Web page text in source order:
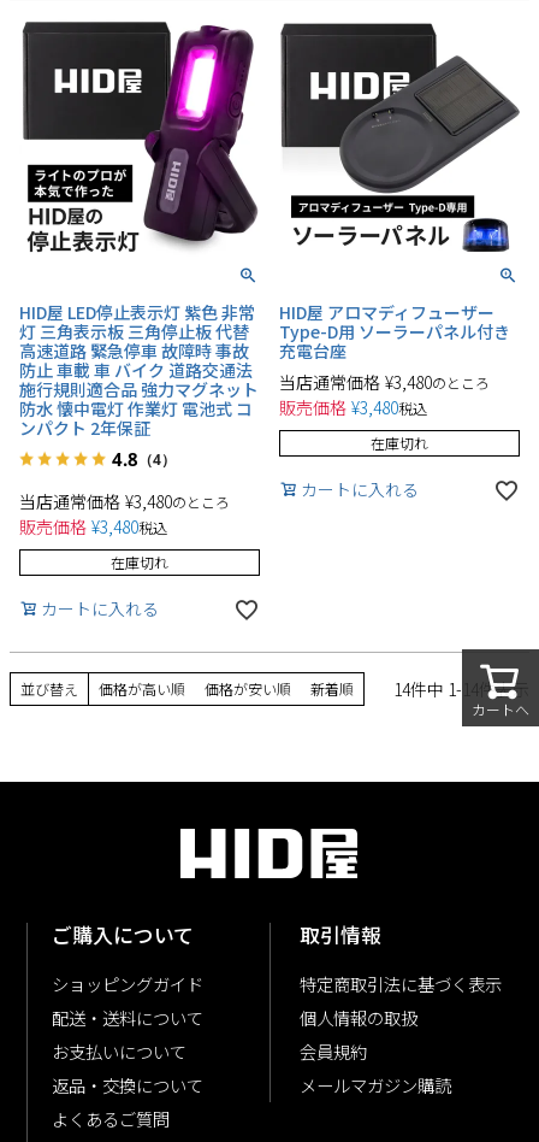
HID屋 LED停止表示灯 紫色 非常
灯 三角表示板 三角停止板 代替
高速道路 緊急停車 故障時 事故
防止 車載 車 バイク 道路交通法
施行規則適合品 強力マグネット
防水 懐中電灯 作業灯 電池式 コ
ンパクト 2年保証
4.8 （4）
当店通常価格 ¥3,480のところ
販売価格 ¥3,480税込
在庫切れ
カートに入れる
HID屋 アロマディフューザー
Type-D用 ソーラーパネル付き
充電台座
当店通常価格 ¥3,480のところ
販売価格 ¥3,480税込
在庫切れ
カートに入れる
並び替え 価格が高い順 価格が安い順 新着順 14件中 1- 14件表示
カートへ
ご購入について
ショッピングガイド
配送・送料について
お支払いについて
返品・交換について
よくあるご質問
取引情報
特定商取引法に基づく表示
個人情報の取扱
会員規約
メールマガジン購読